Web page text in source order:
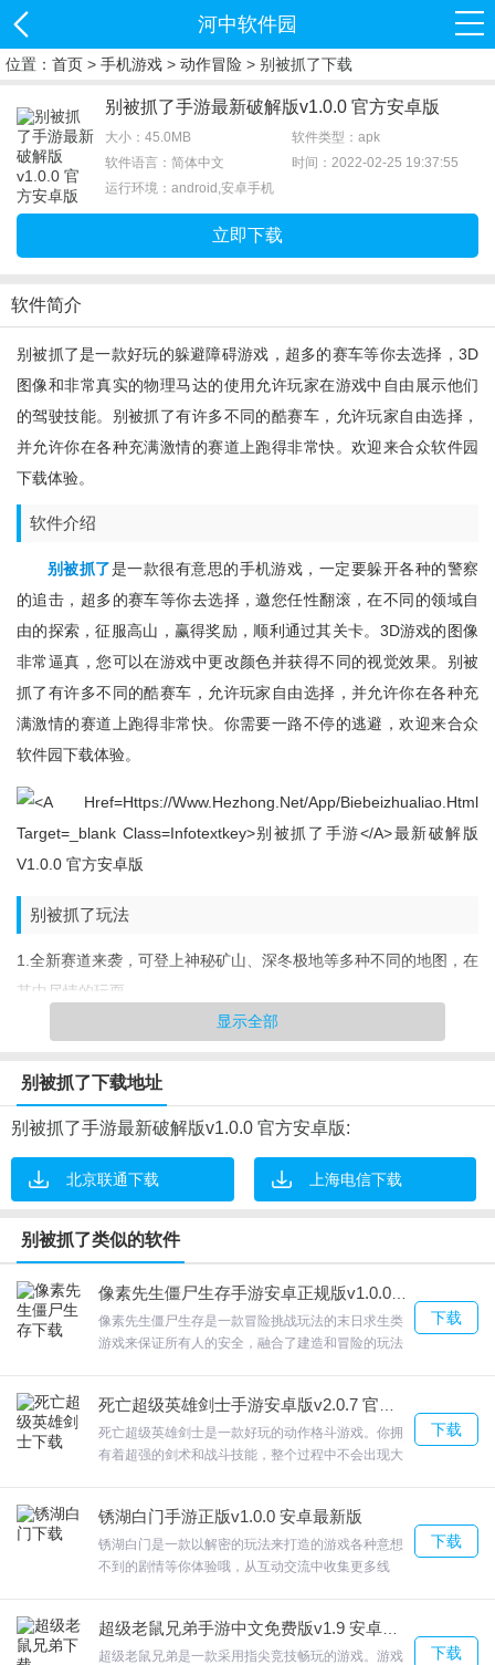
河中软件园
位置： 首页 > 手机游戏 > 动作冒险 > 别被抓了下载
别被抓了手游最新破解版v1.0.0 官方安卓版
大小：45.0MB
软件类型：apk
软件语言：简体中文
时间：2022-02-25 19:37:55
运行环境：android,安卓手机
立即下载
软件简介
别被抓了是一款好玩的躲避障碍游戏，超多的赛车等你去选择，3D
图像和非常真实的物理马达的使用允许玩家在游戏中自由展示他们
的驾驶技能。别被抓了有许多不同的酷赛车，允许玩家自由选择，
并允许你在各种充满激情的赛道上跑得非常快。欢迎来合众软件园
下载体验。
软件介绍
别被抓了是一款很有意思的手机游戏，一定要躲开各种的警察
的追击，超多的赛车等你去选择，邀您任性翻滚，在不同的领域自
由的探索，征服高山，赢得奖励，顺利通过其关卡。3D游戏的图像
非常逼真，您可以在游戏中更改颜色并获得不同的视觉效果。别被
抓了有许多不同的酷赛车，允许玩家自由选择，并允许你在各种充
满激情的赛道上跑得非常快。你需要一路不停的逃避，欢迎来合众
软件园下载体验。
别被抓了玩法
1.全新赛道来袭，可登上神秘矿山、深冬极地等多种不同的地图，在
其中尽情的玩耍。
2.现实中很多漂亮的跑车都会移植到游戏里，我们可以开法拉利，兰
3.零件分解系统，玩家可以自己的赛车构建相应的装备和零件，还能
不断的进行挑战。
了，比较难以操控。
别被抓了游戏测评
1.我被抓了，好吧，既然这样，你就得逃
答案离开这里了。
3.有许多不同的酷赛车，允许玩家自由选择，并允许你在各种充满激
4.而且还有可能会别警车追，一不小心就会车毁人亡，反正城市里的
任务我做了很多次
别被抓了新手攻略
显示全部
别被抓了下载地址
别被抓了手游最新破解版v1.0.0 官方安卓版:
北京联通下载 上海电信下载
别被抓了类似的软件
像素先生僵尸生存是一款冒险挑战玩法的末日求生类
游戏来保证所有人的安全，融合了建造和冒险的玩法
战！每个关卡都充满挑战，你需要发现尽可能多的谜
题;，欢迎来合众软件园下载体验。
下载
死亡超级英雄剑士是一款好玩的动作格斗游戏。你拥
有着超强的剑术和战斗技能，整个过程中不会出现大
件园下载体验。
下载
锈湖白门手游正版v1.0.0 安卓最新版
锈湖白门是一款以解密的玩法来打造的游戏各种意想
不到的剧情等你体验哦，从互动交流中收集更多线
以自己去探寻并且找到答案；■易上手，难放下，欢
迎来合众软件园下载体验。
下载
超级老鼠兄弟是一款采用指尖竞技畅玩的游戏。游戏
下载